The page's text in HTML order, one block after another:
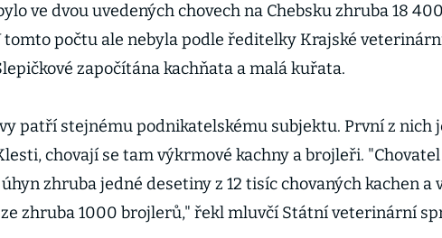
ve dvou uvedených chovech na Chebsku zhruba 18 400
tomto počtu ale nebyla podle ředitelky Krajské
započítána kachňata a malá kuřata.
patří stejnému podnikatelskému subjektu. První z nich
chovají se tam výkrmové kachny a brojleři. "Chovatel
zhruba jedné desetiny z 12 tisíc chovaných kachen a
zhruba 1000 brojlerů," řekl mluvčí Státní veterinární